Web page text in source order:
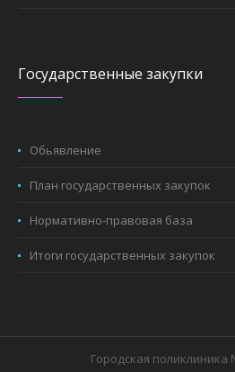
Государственные закупки
Обьявление
План государственных закупок
Нормативно-правовая база
Итоги государственных закупок
Городская поликлиника